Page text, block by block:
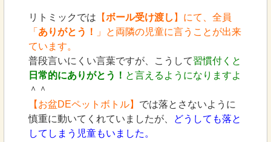
リトミックでは 【ボール受け渡し 】にて、全員
「 ありがとう！
」と両隣の児童に言うことが出来
ています。
普段言いにくい言葉ですが、こうして習慣付くと
日常的にありがとう！ と言えるようになりますよ
＾＾
【お盆DEペットボトル】 では落とさないように
慎重に動いてくれていましたが、
どうしても落と
してしまう児童もいました。